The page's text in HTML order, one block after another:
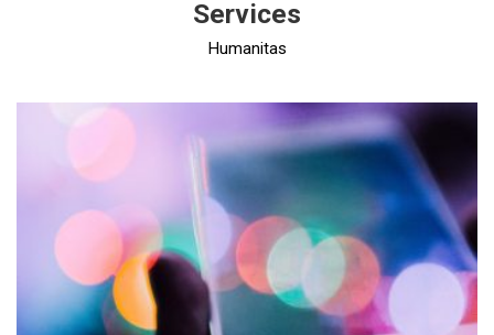
Humanitas
Services